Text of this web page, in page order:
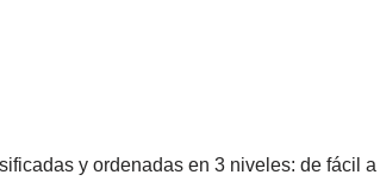
y ordenadas en 3 niveles: de fácil